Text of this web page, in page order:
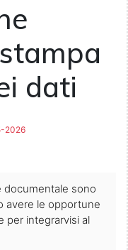
dati
2026
documentale sono
avere le opportune
per integrarvisi al